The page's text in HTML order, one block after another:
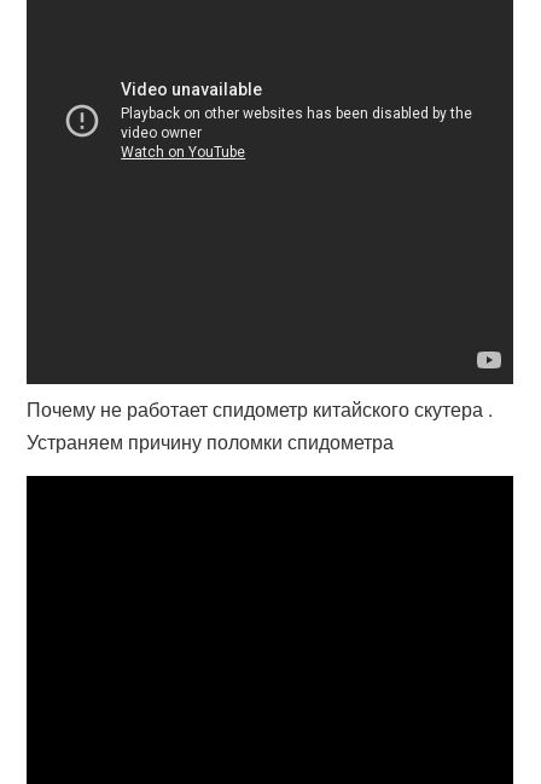
Почему не работает спидометр китайского скутера .
Устраняем причину поломки спидометра